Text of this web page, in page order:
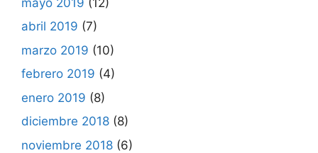
abril 2019 (7)
marzo 2019 (10)
febrero 2019 (4)
enero 2019 (8)
diciembre 2018 (8)
noviembre 2018 (6)